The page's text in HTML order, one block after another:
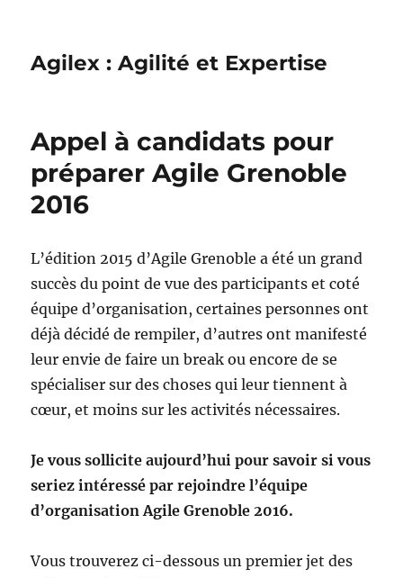
Agilex : Agilité et Expertise
Appel à candidats pour
préparer Agile Grenoble
2016
L’édition 2015 d’Agile Grenoble a été un grand
succès du point de vue des participants et coté
équipe d’organisation, certaines personnes ont
déjà décidé de rempiler, d’autres ont manifesté
leur envie de faire un break ou encore de se
spécialiser sur des choses qui leur tiennent à
cœur, et moins sur les activités nécessaires.
Je vous sollicite aujourd’hui pour savoir si vous
seriez intéressé par rejoindre l’équipe
d’organisation Agile Grenoble 2016.
Vous trouverez ci-dessous un premier jet des